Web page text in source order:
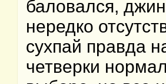
баловался,
нередко
сухпай правда
четверки